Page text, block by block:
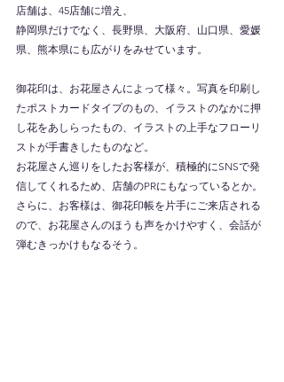
店舗は、45店舗に増え、
静岡県だけでなく、長野県、大阪府、山口県、愛媛
県、熊本県にも広がりをみせています。
御花印は、お花屋さんによって様々。写真を印刷し
たポストカードタイプのもの、イラストのなかに押
し花をあしらったもの、イラストの上手なフローリ
ストが手書きしたものなど。
お花屋さん巡りをしたお客様が、積極的にSNSで発
信してくれるため、店舗のPRにもなっているとか。
さらに、お客様は、御花印帳を片手にご来店される
ので、お花屋さんのほうも声をかけやすく、会話が
弾むきっかけもなるそう。